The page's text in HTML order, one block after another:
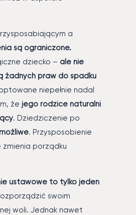
a
są ograniczone.
dziecko – ale nie
żadnych praw do spadku
niepełnie nadal
że jego rodzice naturalni
. Dziedziczenie po
. Przysposobienie
zmienia porządku
ustawowe to tylko jeden
swoim
woli. Jednak nawet